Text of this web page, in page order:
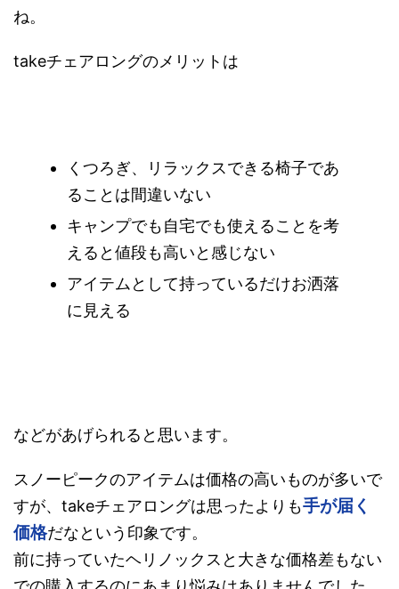
ね。
takeチェアロングのメリットは
くつろぎ、リラックスできる椅子であ
ることは間違いない
キャンプでも自宅でも使えることを考
えると値段も高いと感じない
アイテムとして持っているだけお洒落
に見える
などがあげられると思います。
スノーピークのアイテムは価格の高いものが多いで
すが、takeチェアロングは思ったよりも手が届く
価格だなという印象です。
前に持っていたヘリノックスと大きな価格差もない